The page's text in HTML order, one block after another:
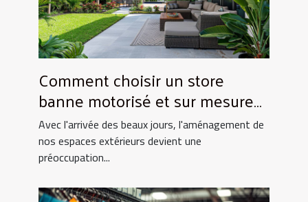
Comment choisir un store
banne motorisé et sur mesure
pour votre maison
Avec l'arrivée des beaux jours, l'aménagement de
nos espaces extérieurs devient une
préoccupation...